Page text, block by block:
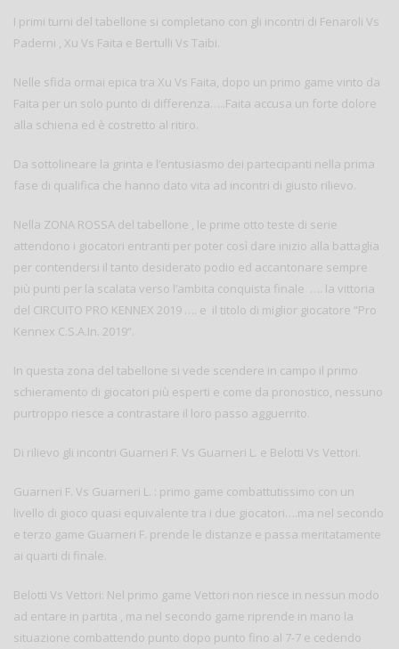
I primi turni del tabellone si completano con gli incontri di Fenaroli Vs
Paderni , Xu Vs Faita e Bertulli Vs Taibi.
Nelle sfida ormai epica tra Xu Vs Faita, dopo un primo game vinto da
Faita per un solo punto di differenza…..Faita accusa un forte dolore
alla schiena ed è costretto al ritiro.
Da sottolineare la grinta e l’entusiasmo dei partecipanti nella prima
fase di qualifica che hanno dato vita ad incontri di giusto rilievo.
Nella ZONA ROSSA del tabellone , le prime otto teste di serie
attendono i giocatori entranti per poter così dare inizio alla battaglia
per contendersi il tanto desiderato podio ed accantonare sempre
più punti per la scalata verso l’ambita conquista finale …. la vittoria
del CIRCUITO PRO KENNEX 2019 …. e il titolo di miglior giocatore “Pro
Kennex C.S.A.In. 2019“.
In questa zona del tabellone si vede scendere in campo il primo
schieramento di giocatori più esperti e come da pronostico, nessuno
purtroppo riesce a contrastare il loro passo agguerrito.
Di rilievo gli incontri Guarneri F. Vs Guarneri L. e Belotti Vs Vettori.
Guarneri F. Vs Guarneri L. : primo game combattutissimo con un
livello di gioco quasi equivalente tra i due giocatori….ma nel secondo
e terzo game Guarneri F. prende le distanze e passa meritatamente
ai quarti di finale.
Belotti Vs Vettori: Nel primo game Vettori non riesce in nessun modo
ad entare in partita , ma nel secondo game riprende in mano la
situazione combattendo punto dopo punto fino al 7-7 e cedendo